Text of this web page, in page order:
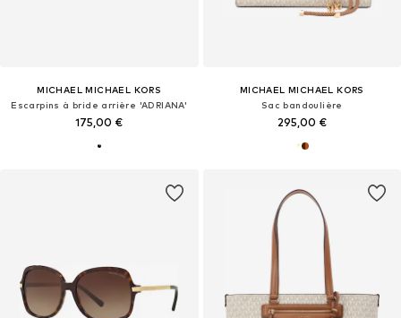
MICHAEL MICHAEL KORS
Escarpins à bride arrière 'ADRIANA'
175,00 €
MICHAEL MICHAEL KORS
Sac bandoulière
295,00 €